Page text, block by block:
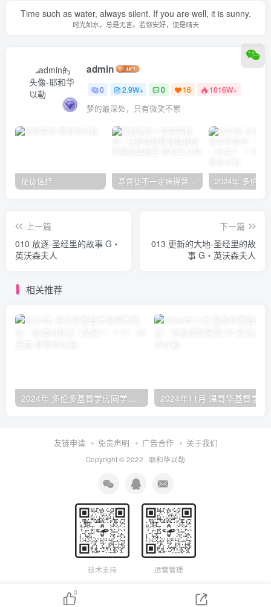
Time such as water, always silent. If you are well, it is sunny.
时光如水，总是无言。若你安好，便是晴天
admin
0 2.9W+ 0 16 1016W+
梦的最深处，只有微笑不累
使徒信经 基督徒不一定病得醫治？寇紹恩牧師談基督徒的醫治與盼望
上一篇
010 放逐-圣经里的故事 G‧
英沃森夫人
下一篇
013 更新的大地-圣经里的故
事 G‧英沃森夫人
相关推荐
2024年 多伦多基督学房同学聚会：有福的教会（帖后1：1-5） 刘志雄
友链申请 免责声明 广告合作 关于我们
Copyright © 2022 · 耶和华以勒
技术支持 运营管理
0